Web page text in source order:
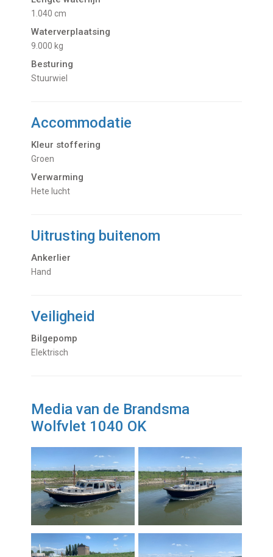
1.040 cm
Waterverplaatsing
9.000 kg
Besturing
Stuurwiel
Accommodatie
Kleur stoffering
Groen
Verwarming
hete lucht
Uitrusting buitenom
Ankerlier
Hand
Veiligheid
Bilgepomp
Elektrisch
Media van de Brandsma
Wolfvlet 1040 OK